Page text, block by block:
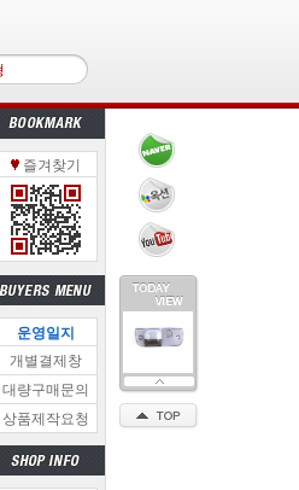
즐겨찾기
운영일지
개별결제창
대량구매문의
상품제작요청